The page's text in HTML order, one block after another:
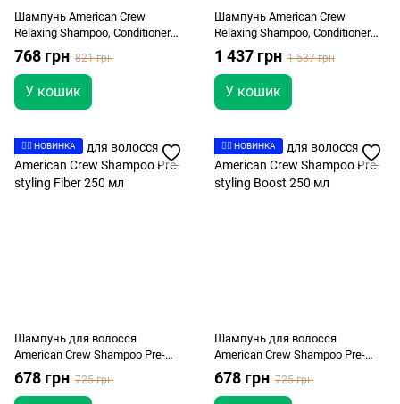
Шампунь American Crew
Relaxing Shampoo, Conditioner
and Body wash 450мл
768 грн 821 грн
У кошик
Шампунь American Crew
Relaxing Shampoo, Conditioner
and Body wash 1000мл
1 437 грн 1 537 грн
У кошик
👉🏻 НОВИНКА
Шампунь для волосся
American Crew Shampoo Pre-
styling Fiber 250 мл
678 грн 725 грн
👉🏻 НОВИНКА
Шампунь для волосся
American Crew Shampoo Pre-
styling Boost 250 мл
678 грн 725 грн